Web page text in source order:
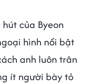
của Byeon
hình nổi bật
anh luôn trân
ít người bày tỏ